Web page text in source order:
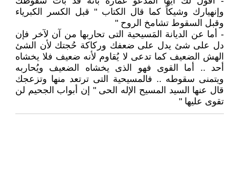
وإنهيارك وشيكاً كما قال الكتاب " قبل الكسر الكبرياء
وقبل السقوط تشامخ الروح "
- أما عن الديانة المَسيحية التى تحاربها من آن لآخر فإن
دل على شئ يدل على ضعفك وركاكة حُجتك لأن الشئ
الهش الضعيف كما تدعى لا يُقاوم لأنه ضعيف فلا يخشاه
أحد .. أما القوى فهو الذى يخشاه الضعيف ويُحاربه
ويتمنى سقوطه .. فالمسيحية التى ترتعد منها وتزعجك
قال عنها السيد المسيح الإله الحى " إن أبواب الجحيم لن
تقوى عليها "